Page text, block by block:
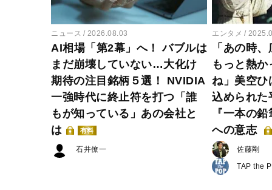
ニュース 2026.08.03
AI相場「第2幕」へ！ バブルは
まだ崩壊していない…大化け
期待の注目銘柄５選！ NVIDIA
一強時代に終止符を打つ「誰
もが知っている」あの会社と
は
有料
石井僚一
エンタメ
「あの時
もっと熱
ね」美空ひ
込められ
『一本の
への意志
佐藤剛
TAP the